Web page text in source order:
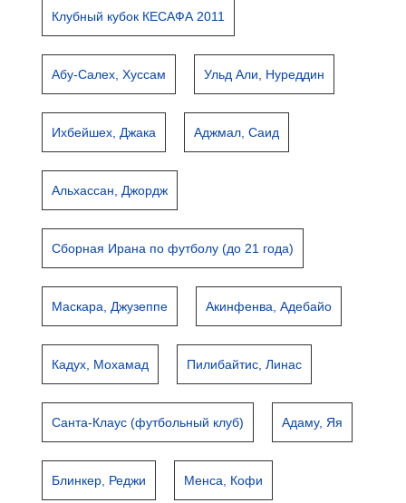
Клубный кубок КЕСАФА 2011
Абу-Салех, Хуссам Ульд Али, Нуреддин
Ихбейшех, Джака Аджмал, Саид
Альхассан, Джордж
Сборная Ирана по футболу (до 21 года)
Маскара, Джузеппе Акинфенва, Адебайо
Кадух, Мохамад Пилибайтис, Линас
Санта-Клаус (футбольный клуб) Адаму, Яя
Блинкер, Реджи Менса, Кофи